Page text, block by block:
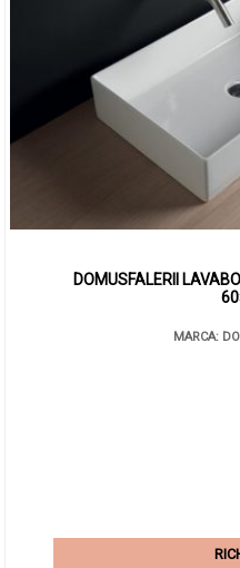
DOMUSFALERII
MARCA: